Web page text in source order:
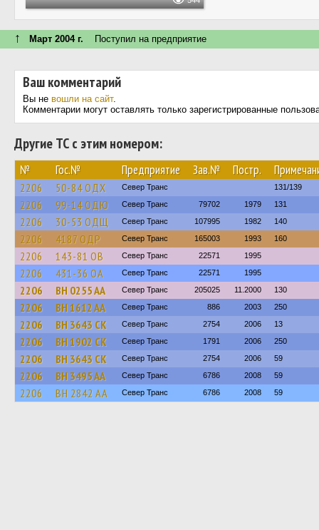
↑ Март 2004 г. Поступил на предприятие
Ваш комментарий
Вы не вошли на сайт.
Комментарии могут оставлять только зарегистрированные
Другие ТС с этим номером:
№ Гос.№ Предприятие Зав.№ Постр.
2206 50-84 ОДХ Север Транс 131/139
2206 99-14 ОДЮ Север Транс 79702 1979 131
2206 30-53 ОДЩ Север Транс 107995 1982 140
2206 4187 ОДР Север Транс 165003 1993 160
2206 143-81 ОВ Север Транс 22571 1995
2206 431-36 ОА Север Транс 22571 1995
2206 BH 0255 AA Север Транс 205025 11.2000 130
2206 BH 1612 AA Север Транс 886 2003 250
2206 BH 3643 CK Север Транс 2754 2006 13
2206 BH 1902 CK Север Транс 1791 2006 250
2206 BH 3643 CK Север Транс 2754 2006 59
2206 BH 3495 AA Север Транс 6786 2008 59
2206 BH 2842 AA Север Транс 6786 2008 59